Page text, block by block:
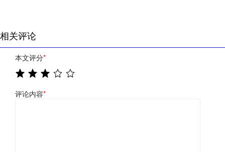
相关评论
本文评分*
评论内容*